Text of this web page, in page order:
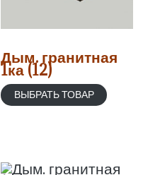
Дым. гранитная
1ка (12)
ВЫБРАТЬ ТОВАР